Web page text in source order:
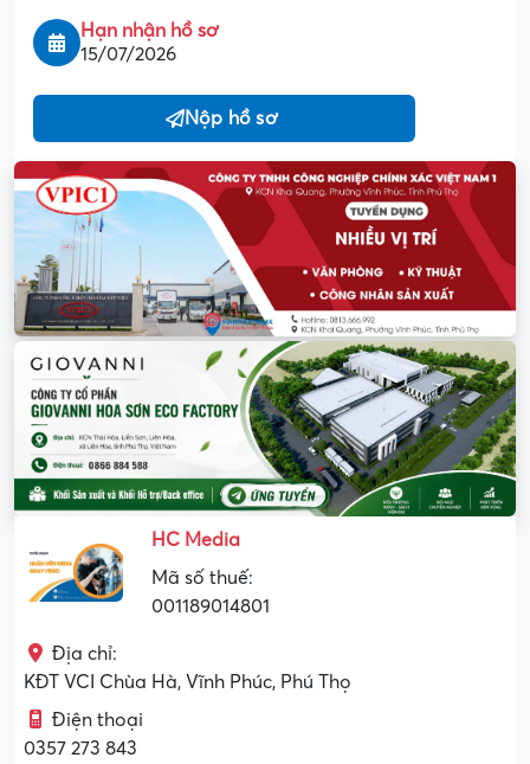
Hạn nhận hồ sơ
15/07/2026
Nộp hồ sơ
HC Media
Mã số thuế:
001189014801
Địa chỉ:
KĐT VCI Chùa Hà, Vĩnh Phúc, Phú Thọ
Điện thoại
0357 273 843